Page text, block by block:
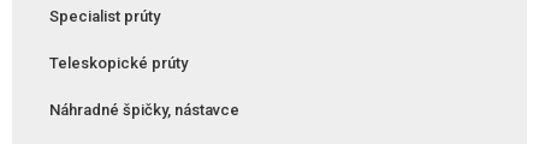
Specialist prúty
Teleskopické prúty
Náhradné špičky, nástavce